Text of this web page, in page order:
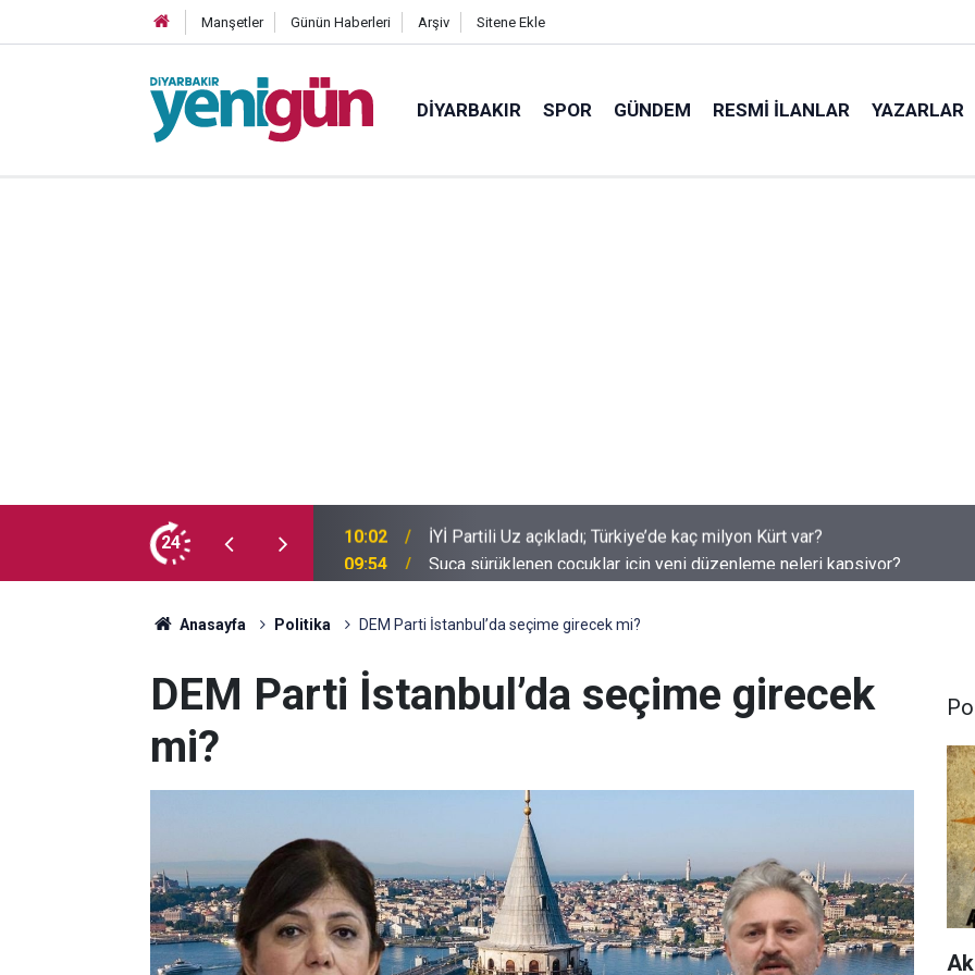
Manşetler Günün Haberleri Arşiv Sitene Ekle
DIYARBAKIR SPOR GÜNDEM RESMI İLANLAR YAZARLAR
24
milyon Kürt var? 09:54 Suça sürüklenen çocuklar için yeni düzenleme neleri kapsiyor?
Anasayfa Politika DEM Parti İstanbul’da seçime girecek mi?
DEM Parti İstanbul’da seçime girecek
mi?